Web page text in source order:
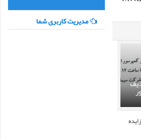
مدیریت کاربری شما
۳۱ ردیف